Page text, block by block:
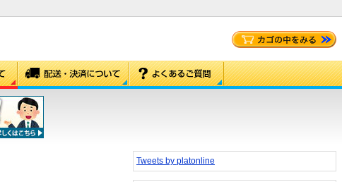
Tweets by platonline